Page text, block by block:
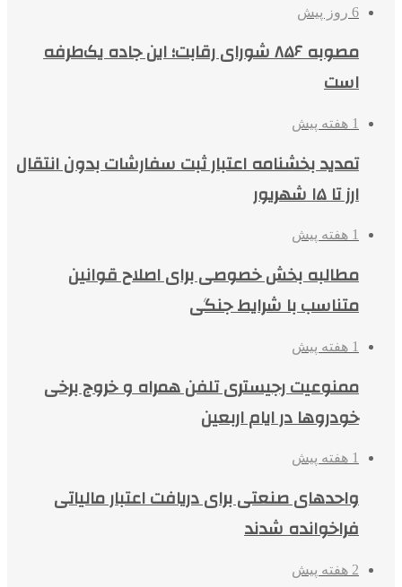
6 روز پیش
مصوبه ۸۵۶ شورای رقابت؛ این جاده یک‌طرفه
است
1 هفته پیش
تمدید بخشنامه اعتبار ثبت سفارشات بدون انتقال
ارز تا ۱۵ شهریور
1 هفته پیش
مطالبه بخش خصوصی برای اصلاح قوانین
متناسب با شرایط جنگی
1 هفته پیش
ممنوعیت رجیستری تلفن همراه و خروج برخی
خودروها در ایام اربعین
1 هفته پیش
واحدهای صنعتی برای دریافت اعتبار مالیاتی
فراخوانده شدند
2 هفته پیش